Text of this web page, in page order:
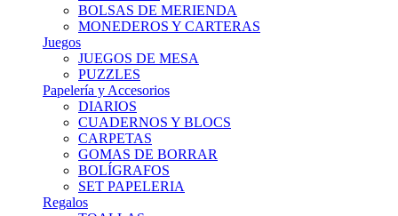
BOLSAS DE MERIENDA
MONEDEROS Y CARTERAS
Juegos
JUEGOS DE MESA
PUZZLES
Papelería y Accesorios
DIARIOS
CUADERNOS Y BLOCS
CARPETAS
GOMAS DE BORRAR
BOLÍGRAFOS
SET PAPELERIA
Regalos